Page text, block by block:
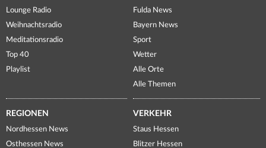
Lounge Radio
Weihnachtsradio
Meditationsradio
Top 40
Playlist
Fulda News
Bayern News
Sport
Wetter
Alle Orte
Alle Themen
REGIONEN
Nordhessen News
Osthessen News
VERKEHR
Staus Hessen
Blitzer Hessen